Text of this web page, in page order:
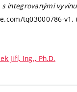
integrovanými
tq03000786-v1.
Jiří, Ing., Ph.D.